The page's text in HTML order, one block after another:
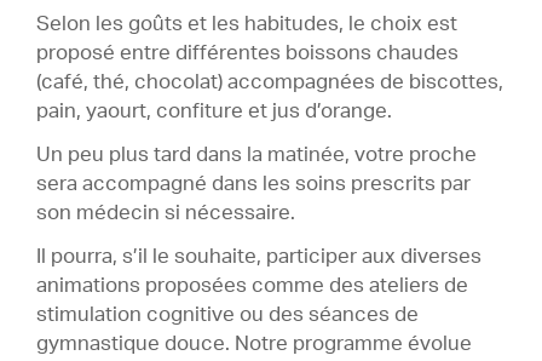
Selon les goûts et les habitudes, le choix est
proposé entre différentes boissons chaudes
(café, thé, chocolat) accompagnées de biscottes,
pain, yaourt, confiture et jus d’orange.
Un peu plus tard dans la matinée, votre proche
sera accompagné dans les soins prescrits par
son médecin si nécessaire.
Il pourra, s’il le souhaite, participer aux diverses
animations proposées comme des ateliers de
stimulation cognitive ou des séances de
gymnastique douce. Notre programme évolue